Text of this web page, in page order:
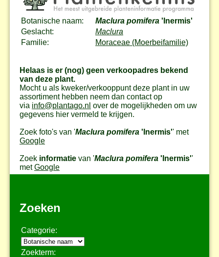
Botanische naam: Maclura pomifera 'Inermis'
Geslacht:
Maclura
Familie:
Moraceae (Moerbeifamilie)
Helaas is er (nog) geen verkoopadres bekend
van deze plant.
Mocht u als kweker/verkooppunt deze plant in uw
assortiment hebben neem dan contact op
via info@plantago.nl over de mogelijkheden om uw
gegevens hier vermeld te krijgen.
Zoek foto's van 'Maclura pomifera 'Inermis'' met
Google
Zoek informatie van 'Maclura pomifera 'Inermis''
metGoogle
Zoeken
Categorie:
Zoekterm: